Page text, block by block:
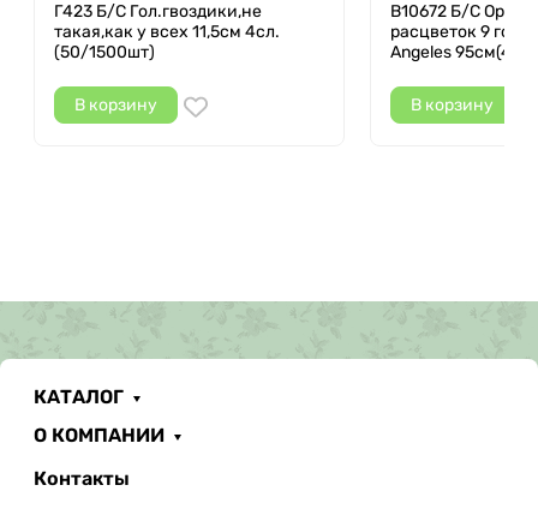
Г423 Б/С Гол.гвоздики,не
такая,как у всех 11,5см 4сл.
(50/1500шт)
В корзину
В10672 Б/С
расцветок 9
Angeles 95см(4шт)
В корзину
КАТАЛОГ
О КОМПАНИИ
Контакты